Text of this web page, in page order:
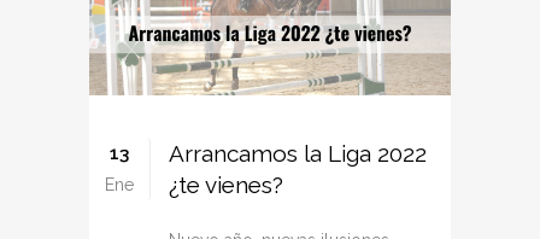
13
Ene
Arrancamos la Liga 2022
¿te vienes?